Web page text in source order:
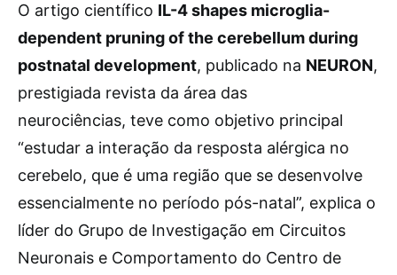
O artigo científico IL-4 shapes microglia-
dependent pruning of the cerebellum during
postnatal development, publicado na NEURON,
prestigiada revista da área das
neurociências, teve como objetivo principal
“estudar a interação da resposta alérgica no
cerebelo, que é uma região que se desenvolve
essencialmente no período pós-natal”, explica o
líder do Grupo de Investigação em Circuitos
Neuronais e Comportamento do Centro de